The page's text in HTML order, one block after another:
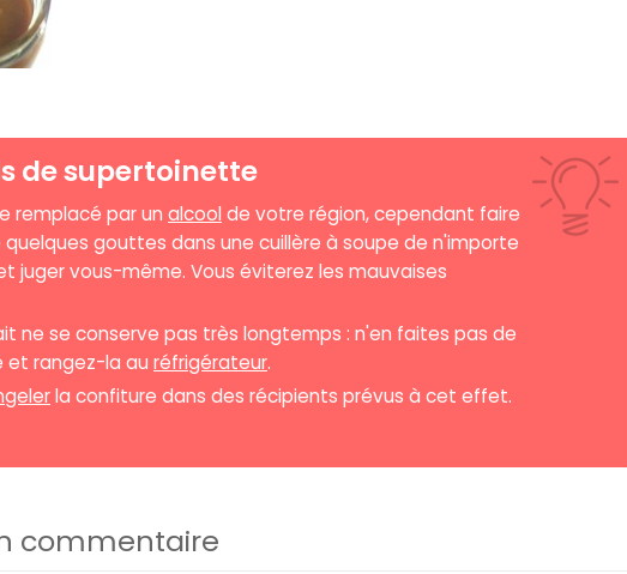
de supertoinette
remplacé par un alcool de votre région, cependant faire
gouttes dans une cuillère à soupe de n'importe
juger vous-même. Vous éviterez les mauvaises
ne se conserve pas très longtemps : n'en faites pas de
et rangez-la au réfrigérateur.
la confiture dans des récipients prévus à cet effet.
commentaire